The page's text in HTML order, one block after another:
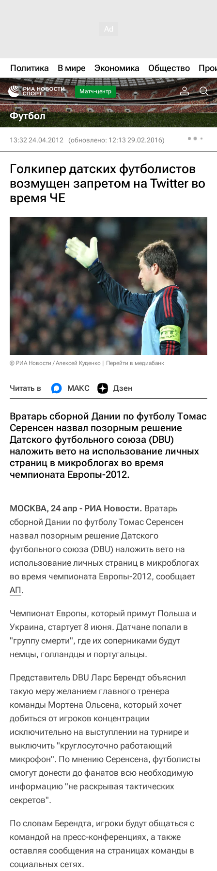
Политика В мире Экономика Общество
Матч-центр
Футбол
13:32 24.04.2012 (обновлено: 12:13 29.02.2016)
Голкипер датских футболистов
возмущен запретом на Twitter во
время ЧЕ
© РИА Новости / Алексей Куденко Перейти в медиабанк
Читать в МАКС Дзен
Вратарь сборной Дании по футболу Томас
Серенсен назвал позорным решение
Датского футбольного союза (DBU)
наложить вето на использование личных
страниц в микроблогах во время
чемпионата Европы-2012.
МОСКВА, 24 апр - РИА Новости. Вратарь
сборной Дании по футболу Томас Серенсен
назвал позорным решение Датского
футбольного союза (DBU) наложить вето на
использование личных страниц в микроблогах
во время чемпионата Европы-2012, сообщает
АП.
Чемпионат Европы, который примут Польша и
Украина, стартует 8 июня. Датчане попали в
"группу смерти", где их соперниками будут
немцы, голландцы и португальцы.
Представитель DBU Ларс Берендт объяснил
такую меру желанием главного тренера
команды Мортена Ольсена, который хочет
добиться от игроков концентрации
исключительно на выступлении на турнире и
выключить "круглосуточно работающий
микрофон". По мнению Серенсена, футболисты
смогут донести до фанатов всю необходимую
информацию "не раскрывая тактических
секретов".
По словам Берендта, игроки будут общаться с
командой на пресс-конференциях, а также
оставляя сообщения на страницах команды в
социальных сетях.